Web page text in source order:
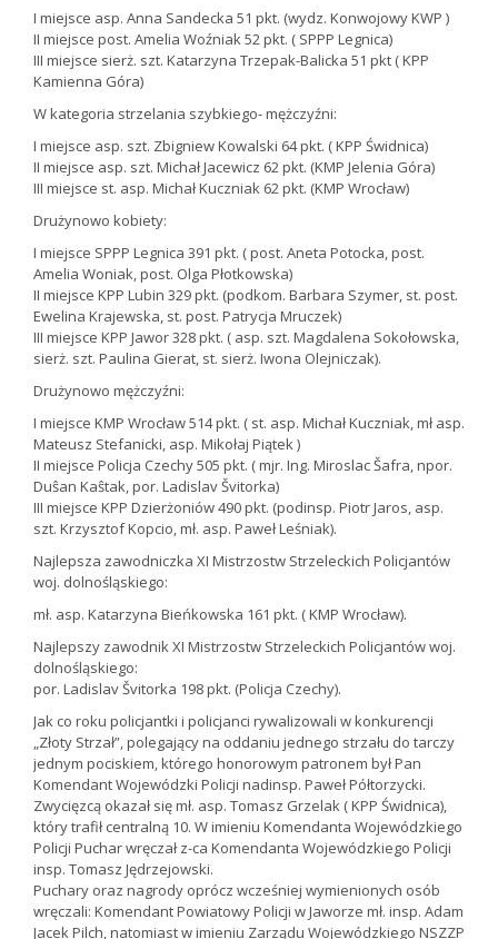
I miejsce asp. Anna Sandecka 51 pkt. (wydz. Konwojowy KWP )
II miejsce post. Amelia Woźniak 52 pkt. ( SPPP Legnica)
III miejsce sierż. szt. Katarzyna Trzepak-Balicka 51 pkt ( KPP
Kamienna Góra)
W kategoria strzelania szybkiego- mężczyźni:
I miejsce asp. szt. Zbigniew Kowalski 64 pkt. ( KPP Świdnica)
II miejsce asp. szt. Michał Jacewicz 62 pkt. (KMP Jelenia Góra)
III miejsce st. asp. Michał Kuczniak 62 pkt. (KMP Wrocław)
Drużynowo kobiety:
I miejsce SPPP Legnica 391 pkt. ( post. Aneta Potocka, post.
Amelia Woniak, post. Olga Płotkowska)
II miejsce KPP Lubin 329 pkt. (podkom. Barbara Szymer, st. post.
Ewelina Krajewska, st. post. Patrycja Mruczek)
III miejsce KPP Jawor 328 pkt. ( asp. szt. Magdalena Sokołowska,
sierż. szt. Paulina Gierat, st. sierż. Iwona Olejniczak).
Drużynowo mężczyźni:
I miejsce KMP Wrocław 514 pkt. ( st. asp. Michał Kuczniak, mł asp.
Mateusz Stefanicki, asp. Mikołaj Piątek )
II miejsce Policja Czechy 505 pkt. ( mjr. Ing. Miroslac Šafra, npor.
Duŝan Kaŝtak, por. Ladislav Švitorka)
III miejsce KPP Dzierżoniów 490 pkt. (podinsp. Piotr Jaros, asp.
szt. Krzysztof Kopcio, mł. asp. Paweł Leśniak).
Najlepsza zawodniczka XI Mistrzostw Strzeleckich Policjantów
woj. dolnośląskiego:
mł. asp. Katarzyna Bieńkowska 161 pkt. ( KMP Wrocław).
Najlepszy zawodnik XI Mistrzostw Strzeleckich Policjantów woj.
dolnośląskiego:
por. Ladislav Švitorka 198 pkt. (Policja Czechy).
Jak co roku policjantki i policjanci rywalizowali w konkurencji
„Złoty Strzał”, polegający na oddaniu jednego strzału do tarczy
jednym pociskiem, którego honorowym patronem był Pan
Komendant Wojewódzki Policji nadinsp. Paweł Półtorzycki.
Zwycięzcą okazał się mł. asp. Tomasz Grzelak ( KPP Świdnica),
który trafił centralną 10. W imieniu Komendanta Wojewódzkiego
Policji Puchar wręczał z-ca Komendanta Wojewódzkiego Policji
insp. Tomasz Jędrzejowski.
Puchary oraz nagrody oprócz wcześniej wymienionych osób
wręczali: Komendant Powiatowy Policji w Jaworze mł. insp. Adam
Jacek Pilch, natomiast w imieniu Zarządu Wojewódzkiego NSZZP